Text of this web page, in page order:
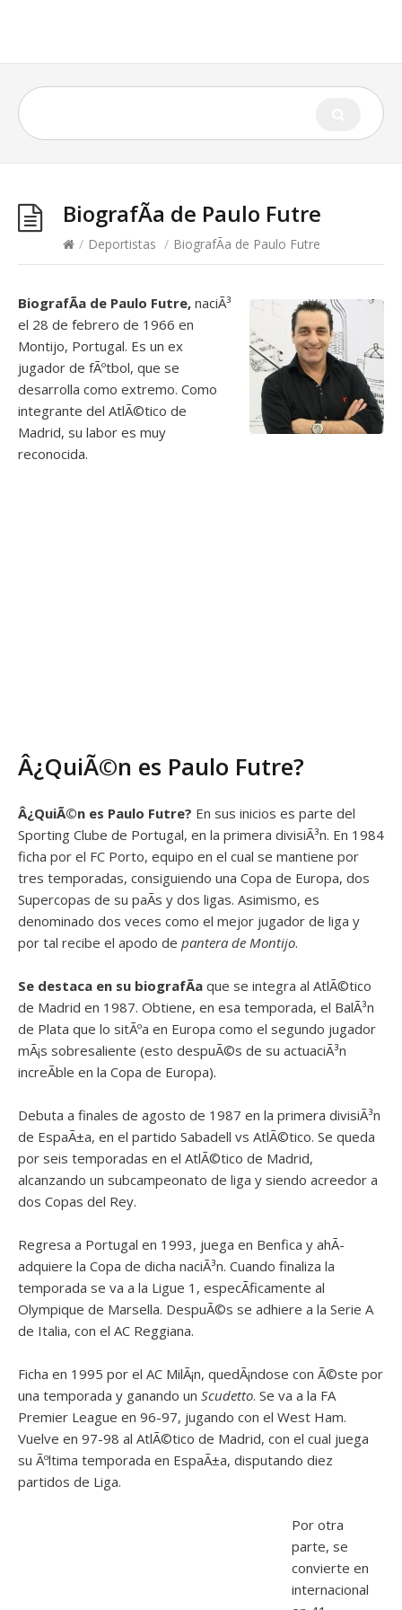
BiografÃ­a de Paulo Futre
/ Deportistas / BiografÃ­a de Paulo Futre
BiografÃ­a de Paulo Futre, naciÃ³
el 28 de febrero de 1966 en
Montijo, Portugal. Es un ex
jugador de fÃºtbol, que se
desarrolla como extremo. Como
integrante del AtlÃ©tico de
Madrid, su labor es muy
reconocida.
Â¿QuiÃ©n es Paulo Futre?
Â¿QuiÃ©n es Paulo Futre? En sus inicios es parte del
Sporting Clube de Portugal, en la primera divisiÃ³n. En 1984
ficha por el FC Porto, equipo en el cual se mantiene por
tres temporadas, consiguiendo una Copa de Europa, dos
Supercopas de su paÃ­s y dos ligas. Asimismo, es
denominado dos veces como el mejor jugador de liga y
por tal recibe el apodo de pantera de Montijo.
Se destaca en su biografÃ­a que se integra al AtlÃ©tico
de Madrid en 1987. Obtiene, en esa temporada, el BalÃ³n
de Plata que lo sitÃºa en Europa como el segundo jugador
mÃ¡s sobresaliente (esto despuÃ©s de su actuaciÃ³n
increÃ­ble en la Copa de Europa).
Debuta a finales de agosto de 1987 en la primera divisiÃ³n
de EspaÃ±a, en el partido Sabadell vs AtlÃ©tico. Se queda
por seis temporadas en el AtlÃ©tico de Madrid,
alcanzando un subcampeonato de liga y siendo acreedor a
dos Copas del Rey.
Regresa a Portugal en 1993, juega en Benfica y ahÃ­
adquiere la Copa de dicha naciÃ³n. Cuando finaliza la
temporada se va a la Ligue 1, especÃ­ficamente al
Olympique de Marsella. DespuÃ©s se adhiere a la Serie A
de Italia, con el AC Reggiana.
Ficha en 1995 por el AC MilÃ¡n, quedÃ¡ndose con Ã©ste por
una temporada y ganando un Scudetto. Se va a la FA
Premier League en 96-97, jugando con el West Ham.
Vuelve en 97-98 al AtlÃ©tico de Madrid, con el cual juega
su Ãºltima temporada en EspaÃ±a, disputando diez
partidos de Liga.
Por otra
parte, se
convierte en
internacional